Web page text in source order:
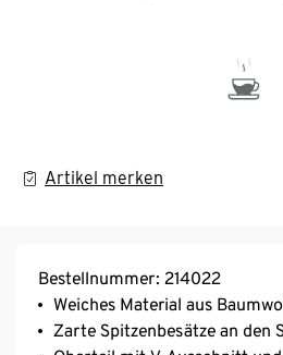
Artikel merken
Bestellnummer: 214022
Weiches Material aus
Zarte Spitzenbesätze an den